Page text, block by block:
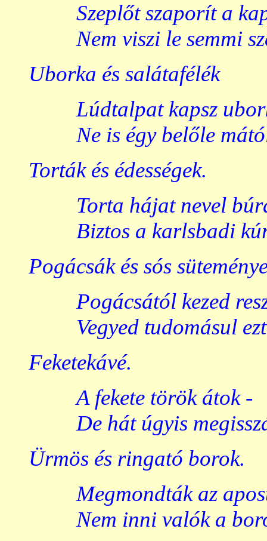
Szeplőt szaporít a
Nem viszi le semmi
Uborka és salátafélék
Lúdtalpat kapsz
Ne is égy belőle
Torták és édességek.
Torta hájat nevel
Biztos a karlsbadi
Pogácsák és sós
Pogácsától kezed
Vegyed tudomásul
Feketekávé.
A fekete török átok -
De hát úgyis
Ürmös és ringató borok.
Megmondták az
Nem inni valók a